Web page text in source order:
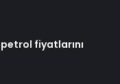
fiyatlarını